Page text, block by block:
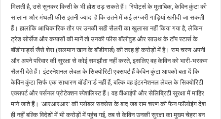
मिलती है, उसे सुनकर किसी के भी होश उड़ सकते हैं। रिपोर्ट्स के मुताबिक, केविन कुंटा की
सालाना और मंथली फीस इतनी ज्यादा है कि उतने में कई लग्जरी गाड़ियां खरीदी जा सकती
हैं। हालांकि आधिकारिक तौर पर उनकी सही सैलरी का खुलासा नहीं किया गया है, लेकिन
ट्रेड सोर्सेज और कयासों की मानें तो उनकी फीस बॉलीवुड और साउथ के टॉप स्टार्स के
बॉडीगार्ड्स जैसे शेरा (सलमान खान के बॉडीगार्ड) की तरह ही करोड़ों में है। राम चरण अपनी
और अपने परिवार की सुरक्षा से कोई समझौता नहीं करते, इसलिए वह केविन को भारी-भरकम
सैलरी देते हैं। इंटरनेशनल लेवल के सिक्योरिटी एक्सपर्ट हैं केविन कुंटा आपको बता दें कि
केविन कुंटा सिर्फ एक साधारण बॉडीगार्ड नहीं हैं, बल्कि वह इंटरनेशनल लेवल के सिक्योरिटी
एक्सपर्ट और पर्सनल प्रोटेक्शन स्पेशलिस्ट हैं। वह वीआईपी और सेलिब्रिटी सुरक्षा में माहिर
माने जाते हैं। 'आरआरआर' की ग्लोबल सक्सेस के बाद जब राम चरण की फैन फॉलोइंग देश
ही नहीं बल्कि विदेशों में भी करोड़ों में पहुंच गई, तब से केविन उनकी सुरक्षा का मुख्य चेहरा बन